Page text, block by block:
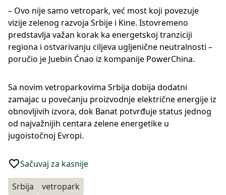
– Ovo nije samo vetropark, već most koji povezuje
vizije zelenog razvoja Srbije i Kine. Istovremeno
predstavlja važan korak ka energetskoj tranziciji
regiona i ostvarivanju ciljeva ugljenične neutralnosti –
poručio je Juebin Ćnao iz kompanije PowerChina.
Sa novim vetroparkovima Srbija dobija dodatni
zamajac u povećanju proizvodnje električne energije iz
obnovljivih izvora, dok Banat potvrđuje status jednog
od najvažnijih centara zelene energetike u
jugoistočnoj Evropi.
Sačuvaj za kasnije
Srbija vetropark